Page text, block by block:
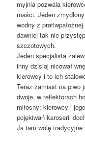
myjnia pozwala
maści. Jeden
wodny z
dawniej tak nie
szczotowych.
Jeden specjalista
inny dzisiaj nicował
kierowcy i te ich
Teraz zamiast na piwo
dwoje, w reflektorach
miłosny; kierowcy i
pojękiwań karoserii
Ja tam wolę tradycyjne